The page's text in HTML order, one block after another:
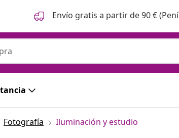
Envío gratis a partir de 90 €
Fotografía Iluminación y estudio